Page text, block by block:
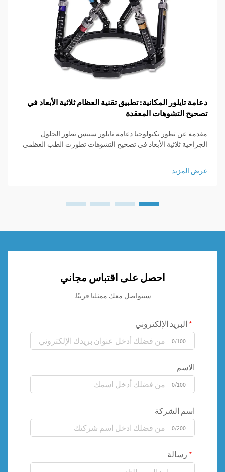
دعامة تايلور المكانية: تطبيق تقنية العظام ثلاثية الأبعاد في
تصحيح التشوهات المعقدة
مقدمة عن تطور تكنولوجيا دعامة تايلور سبيس تطور الحلول
الجراحية ثلاثية الأبعاد في تصحيح التشوهات تطورت الطب العظمي
وعدم التحكم الكبير في النتائج. في الماضي...
عرض المزيد
احصل على اقتباس مجاني
سيتواصل معك ممثلنا قريبًا.
البريد الإلكتروني
0/100
الاسم
0/100
اسم الشركة
0/200
رسالة